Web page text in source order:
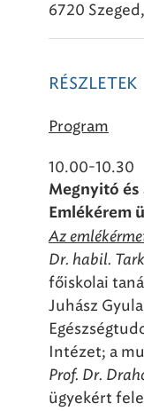
6720
RÉSZLETEK
Program
10.00-10.30
Megnyitó és
Emlékérem
Az
Dr. habil.
főiskolai
Juhász
Intézet; a
Prof. Dr.
ügyekért